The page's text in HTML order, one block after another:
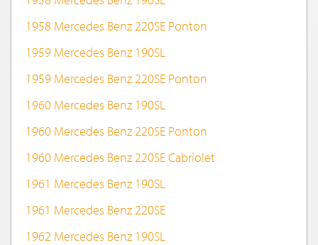
1958 Mercedes Benz 220SE Ponton
1959 Mercedes Benz 190SL
1959 Mercedes Benz 220SE Ponton
1960 Mercedes Benz 190SL
1960 Mercedes Benz 220SE Ponton
1960 Mercedes Benz 220SE Cabriolet
1961 Mercedes Benz 190SL
1961 Mercedes Benz 220SE
1962 Mercedes Benz 190SL